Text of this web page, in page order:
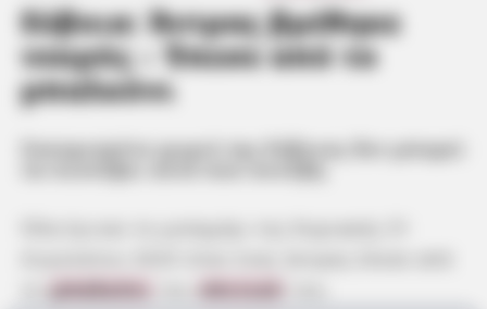
Εύβοια: Άντρας βρέθηκε
νεκρός – Έπεσε από το
μπαλκόνι
Σοκαρισμένο χωριό της Εύβοιας δεν μπορεί
μπαλκόνι σπιτιού